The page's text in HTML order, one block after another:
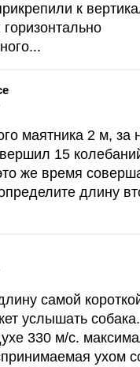
к
маятника 2 м, за
15
же время
длину
самой
услышать собака.
330 м/с.
ухом